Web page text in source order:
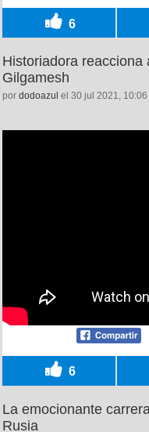
6
Historiadora
Gilgamesh
por dodoazul el 30 jul 2021, 10:06
6
La emocionante
Rusia